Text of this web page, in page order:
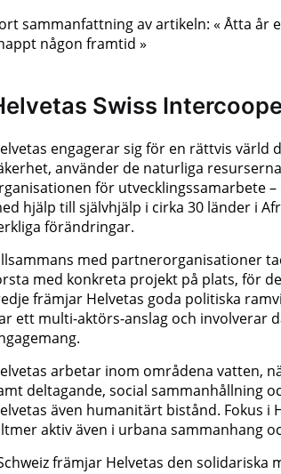
sammanfattning av artikeln: « Åtta år
någon framtid »
Swiss
engagerar sig för en rättvis värld
använder de naturliga
för utvecklingssamarbete
hjälp till självhjälp i cirka 30 länder i
förändringar.
med partnerorganisationer
med konkreta projekt på plats, för
främjar Helvetas goda politiska
ett multi-aktörs-anslag och involverar
arbetar inom områdena vatten,
deltagande, social sammanhållning
även humanitärt bistånd. Fokus i
aktiv även i urbana sammanhang
främjar Helvetas den